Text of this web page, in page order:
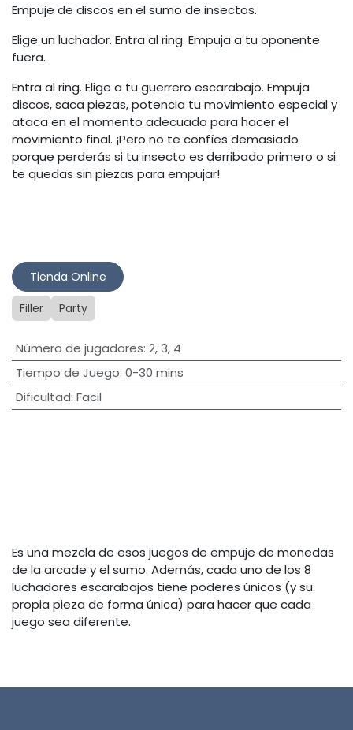
Empuje de discos en el sumo de insectos.
Elige un luchador. Entra al ring. Empuja a tu oponente
fuera.
Entra al ring. Elige a tu guerrero escarabajo. Empuja
discos, saca piezas, potencia tu movimiento especial y
ataca en el momento adecuado para hacer el
movimiento final. ¡Pero no te confíes demasiado
porque perderás si tu insecto es derribado primero o si
te quedas sin piezas para empujar!
Tienda Online​
Filler Party
Número de jugadores: 2,3, 4
Tiempo de Juego: 0-30 mins
Dificultad: Facil
Es una mezcla de esos juegos de empuje de monedas
de la arcade y el sumo. Además, cada uno de los 8
luchadores escarabajos tiene poderes únicos (y su
propia pieza de forma única) para hacer que cada
juego sea diferente.